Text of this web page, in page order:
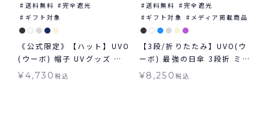
送料無料
完全遮光
ギフト対象
《公式限定》【ハット】UVO
(ウーボ) 帽子 UVグッズ ギ
フト対象 ≪送料無料≫
¥4,730税込
送料無料
完全遮光
ギフト対象
メディア掲載商品
【3段/折りたたみ】UVO(ウ
ーボ) 最強の日傘 3段折 ミニ
完全遮光100% ギフト対象
¥8,250 税込